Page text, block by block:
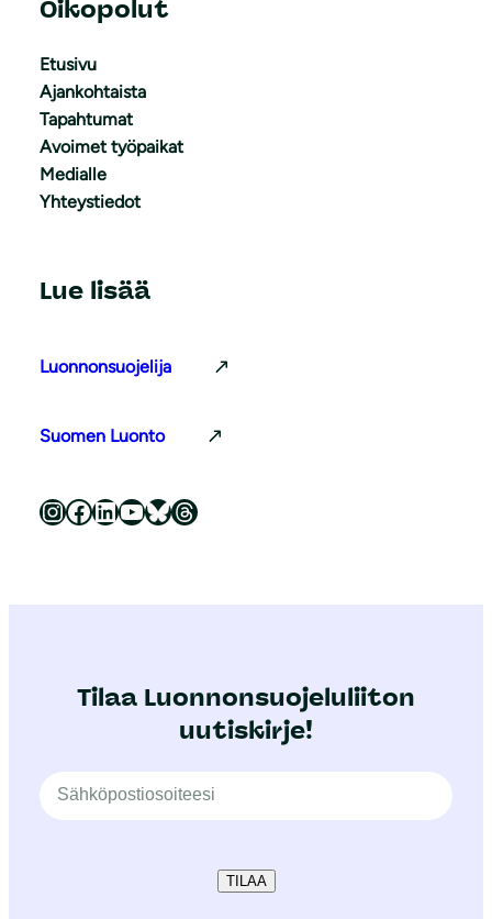
Oikopolut
Etusivu
Ajankohtaista
Tapahtumat
Avoimet työpaikat
Medialle
Yhteystiedot
Lue lisää
Luonnonsuojelija
Suomen Luonto
Luonnonsuojeluliitto Instagramissa Luonnonsuojeluliitto Facebookissa Luonnonsuojeluliitto LinkedInissä Luonnonsuojeluliiton YouTube-kanava Luonnonsuojeluliitto Blueskyssa Luonnonsuojeluliitto Threadsissa
Tilaa Luonnonsuojeluliiton
uutiskirje!
TILAA